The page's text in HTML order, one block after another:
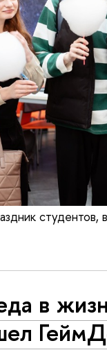
студентов,
в